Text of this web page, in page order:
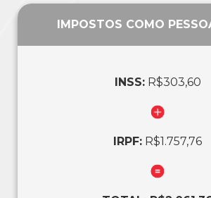
IMPOSTOS COMO
INSS:R$303,60
IRPF: R$1.757,76